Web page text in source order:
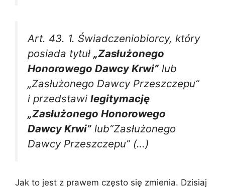
Art. 43. 1. Świadczeniobiorcy, który
posiada tytuł „Zasłużonego
Honorowego Dawcy Krwi” lub
„Zasłużonego Dawcy Przeszczepu”
i przedstawi legitymację
„Zasłużonego Honorowego
Dawcy Krwi” lub”Zasłużonego
Dawcy Przeszczepu” (…)
Jak to jest z prawem często się zmienia. Dzisiaj